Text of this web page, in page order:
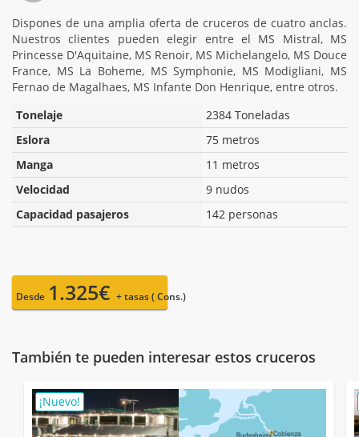
Dispones de una amplia oferta de cruceros de cuatro anclas.
Nuestros clientes pueden elegir entre el MS Mistral, MS
Princesse D'Aquitaine, MS Renoir, MS Michelangelo, MS Douce
France, MS La Boheme, MS Symphonie, MS Modigliani, MS
Fernao de Magalhaes, MS Infante Don Henrique, entre otros.
Tonelaje
2384 Toneladas
Eslora
75 metros
Manga
11 metros
Velocidad
9 nudos
Capacidad pasajeros
142 personas
Desde 1.325€ + tasas ( Cons.)
También te pueden interesar estos cruceros
¡Nuevo!